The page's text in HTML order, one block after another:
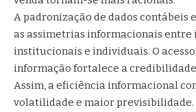
A padronização de dados contábeis
as assimetrias informacionais entre
institucionais e individuais. O
informação fortalece a
Assim, a eficiência informacional
volatilidade e maior previsibilidade.